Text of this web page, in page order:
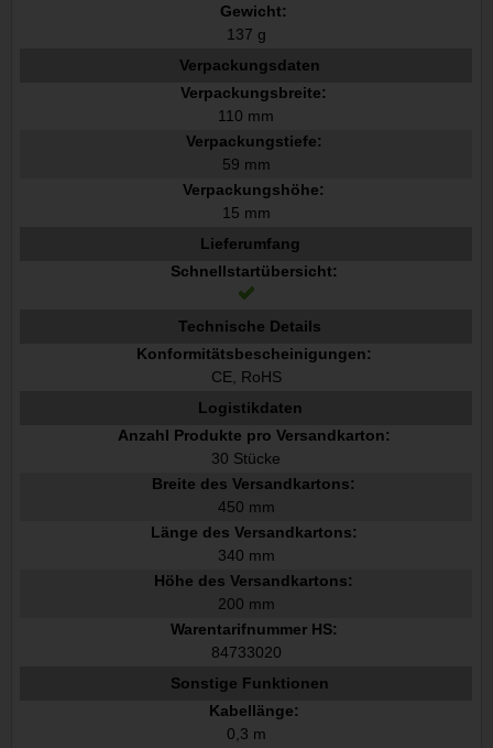
Gewicht:
137 g
Verpackungsdaten
Verpackungsbreite:
110 mm
Verpackungstiefe:
59 mm
Verpackungshöhe:
15 mm
Lieferumfang
Schnellstartübersicht:
Technische Details
Konformitätsbescheinigungen:
CE, RoHS
Logistikdaten
Anzahl Produkte pro Versandkarton:
30 Stücke
Breite des Versandkartons:
450 mm
Länge des Versandkartons:
340 mm
Höhe des Versandkartons:
200 mm
Warentarifnummer HS:
84733020
Sonstige Funktionen
Kabellänge:
0,3 m